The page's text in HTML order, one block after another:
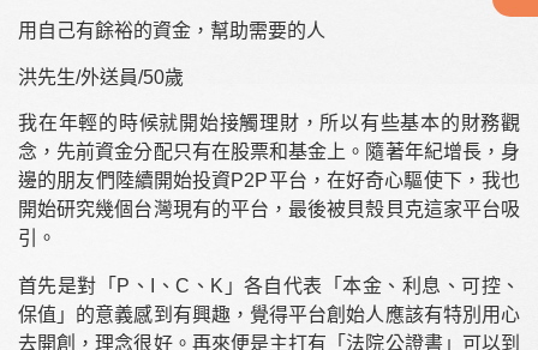
用自己有餘裕的資金，幫助需要的人
洪先生/外送員/50歲
我在年輕的時候就開始接觸理財，所以有些基本的財務觀
念，先前資金分配只有在股票和基金上。隨著年紀增長，身
邊的朋友們陸續開始投資P2P平台，在好奇心驅使下，我也
開始研究幾個台灣現有的平台，最後被貝殼貝克這家平台吸
引。
首先是對「P、I、C、K」各自代表「本金、利息、可控、
保值」的意義感到有興趣，覺得平台創始人應該有特別用心
去開創，理念很好。再來便是主打有「法院公證書」可以到